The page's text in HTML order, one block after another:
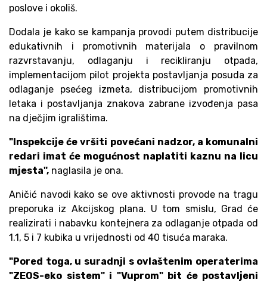
poslove i okoliš.
Dodala je kako se kampanja provodi putem distribucije
edukativnih i promotivnih materijala o pravilnom
razvrstavanju, odlaganju i recikliranju otpada,
implementacijom pilot projekta postavljanja posuda za
odlaganje psećeg izmeta, distribucijom promotivnih
letaka i postavljanja znakova zabrane izvođenja pasa
na dječjim igralištima.
"Inspekcije će vršiti povećani nadzor, a komunalni
redari imat će mogućnost naplatiti kaznu na licu
mjesta", naglasila je ona.
Aničić navodi kako se ove aktivnosti provode na tragu
preporuka iz Akcijskog plana. U tom smislu, Grad će
realizirati i nabavku kontejnera za odlaganje otpada od
1.1, 5 i 7 kubika u vrijednosti od 40 tisuća maraka.
"Pored toga, u suradnji s ovlaštenim operaterima
"ZEOS-eko sistem" i "Vuprom" bit će postavljeni